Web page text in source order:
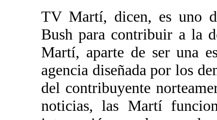
TV Martí, dicen, es uno
Bush para contribuir a la
Martí, aparte de ser una
agencia diseñada por los
del contribuyente
noticias, las Martí